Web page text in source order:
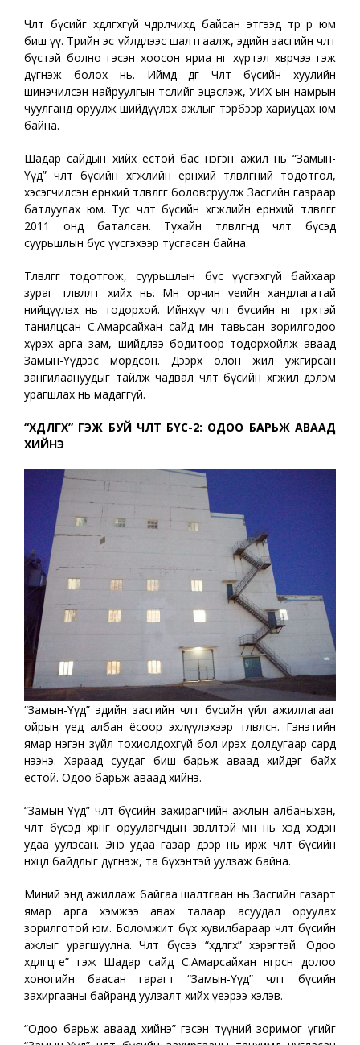
Чөлөөт бүсийг хөдөлгөхгүй чөдөрлөчихөөд байсан этгээд төр өөрөө юм
биш үү. Төрийн эс үйлдлээс шалтгаалж, эдийн засгийн чөлөөт
бүстэй болно гэсэн хоосон яриа өнөөг хүртэл хөвөрчээ гэж
дүгнэж болох нь. Иймд өдгөө Чөлөөт бүсийн хуулийн
шинэчилсэн найруулгын төслийг эцэслэж, УИХ-ын намрын
чуулганд оруулж шийдүүлэх ажлыг тэрбээр хариуцах юм
байна.
Шадар сайдын хийх ёстой бас нэгэн ажил нь “Замын-
Үүд” чөлөөт бүсийн хөгжлийн ерөнхий төлөвлөгөөний тодотгол,
хэсэгчилсэн ерөнхий төлөвлөгөөг боловсруулж Засгийн газраар
батлуулах юм. Тус чөлөөт бүсийн хөгжлийн ерөнхий төлөвлөгөөг
2011 онд баталсан. Тухайн төлөвлөгөөнд чөлөөт бүсэд
суурьшлын бүс үүсгэхээр тусгасан байна.
Төлөвлөгөөг тодотгож, суурьшлын бүс үүсгэхгүй байхаар
зураг төлөвлөлт хийх нь. Мөн орчин үеийн хандлагатай
нийцүүлэх нь тодорхой. Ийнхүү чөлөөт бүсийн өнгө төрхтэй
танилцсан С.Амарсайхан сайд өмнөө тавьсан зорилгодоо
хүрэх арга зам, шийдлээ бодитоор тодорхойлж аваад
Замын-Үүдээс мордсон. Дээрх олон жил ужгирсан
зангилаануудыг тайлж чадвал чөлөөт бүсийн хөгжил дэлэм
урагшлах нь мадаггүй.
“ХӨДӨЛГӨХ” ГЭЖ БУЙ ЧӨЛӨӨТ БҮС-2: ОДОО БАРЬЖ АВААД
ХИЙНЭ
“Замын-Үүд” эдийн засгийн чөлөөт бүсийн үйл ажиллагааг
ойрын үед албан ёсоор эхлүүлэхээр төлөвлөсөн. Гэнэтийн
ямар нэгэн зүйл тохиолдохгүй бол ирэх долдугаар сард
нээнэ. Хараад суудаг биш барьж аваад хийдэг байх
ёстой. Одоо барьж аваад хийнэ.
“Замын-Үүд” чөлөөт бүсийн захирагчийн ажлын албаныхан,
чөлөөт бүсэд хөрөнгө оруулагчдын зөвлөлтэй өмнө нь хэд хэдэн
удаа уулзсан. Энэ удаа газар дээр нь ирж чөлөөт бүсийн
нөхцөл байдлыг дүгнэж, та бүхэнтэй уулзаж байна.
Миний энд ажиллаж байгаа шалтгаан нь Засгийн газарт
ямар арга хэмжээ авах талаар асуудал оруулах
зорилготой юм. Боломжит бүх хувилбараар чөлөөт бүсийн
ажлыг урагшуулна. Чөлөөт бүсээ “хөдөлгөх” хэрэгтэй. Одоо
хөдөлгөцгөөе” гэж Шадар сайд С.Амарсайхан өнгөрсөн долоо
хоногийн баасан гарагт “Замын-Үүд” чөлөөт бүсийн
захиргааны байранд уулзалт хийх үеэрээ хэлэв.
“Одоо барьж аваад хийнэ” гэсэн түүний зоримог үгийг